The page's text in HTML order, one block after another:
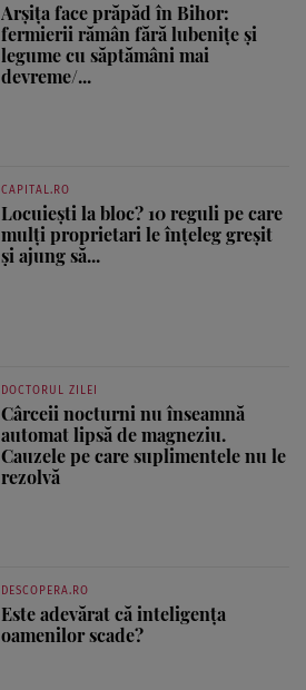
Arșița face prăpăd în Bihor:
fermierii rămân fără lubenițe și
legume cu săptămâni mai
devreme/...
CAPITAL.RO
Locuiești la bloc? 10 reguli pe care
mulți proprietari le înțeleg greșit
și ajung să...
DOCTORUL ZILEI
Cârceii nocturni nu înseamnă
automat lipsă de magneziu.
Cauzele pe care suplimentele nu le
rezolvă
DESCOPERA.RO
Este adevărat că inteligența
oamenilor scade?